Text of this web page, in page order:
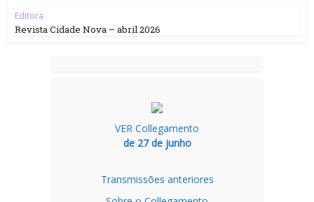
Editora
Revista Cidade Nova – abril 2026
VER Collegamento
de 27 de junho
Transmissões anteriores